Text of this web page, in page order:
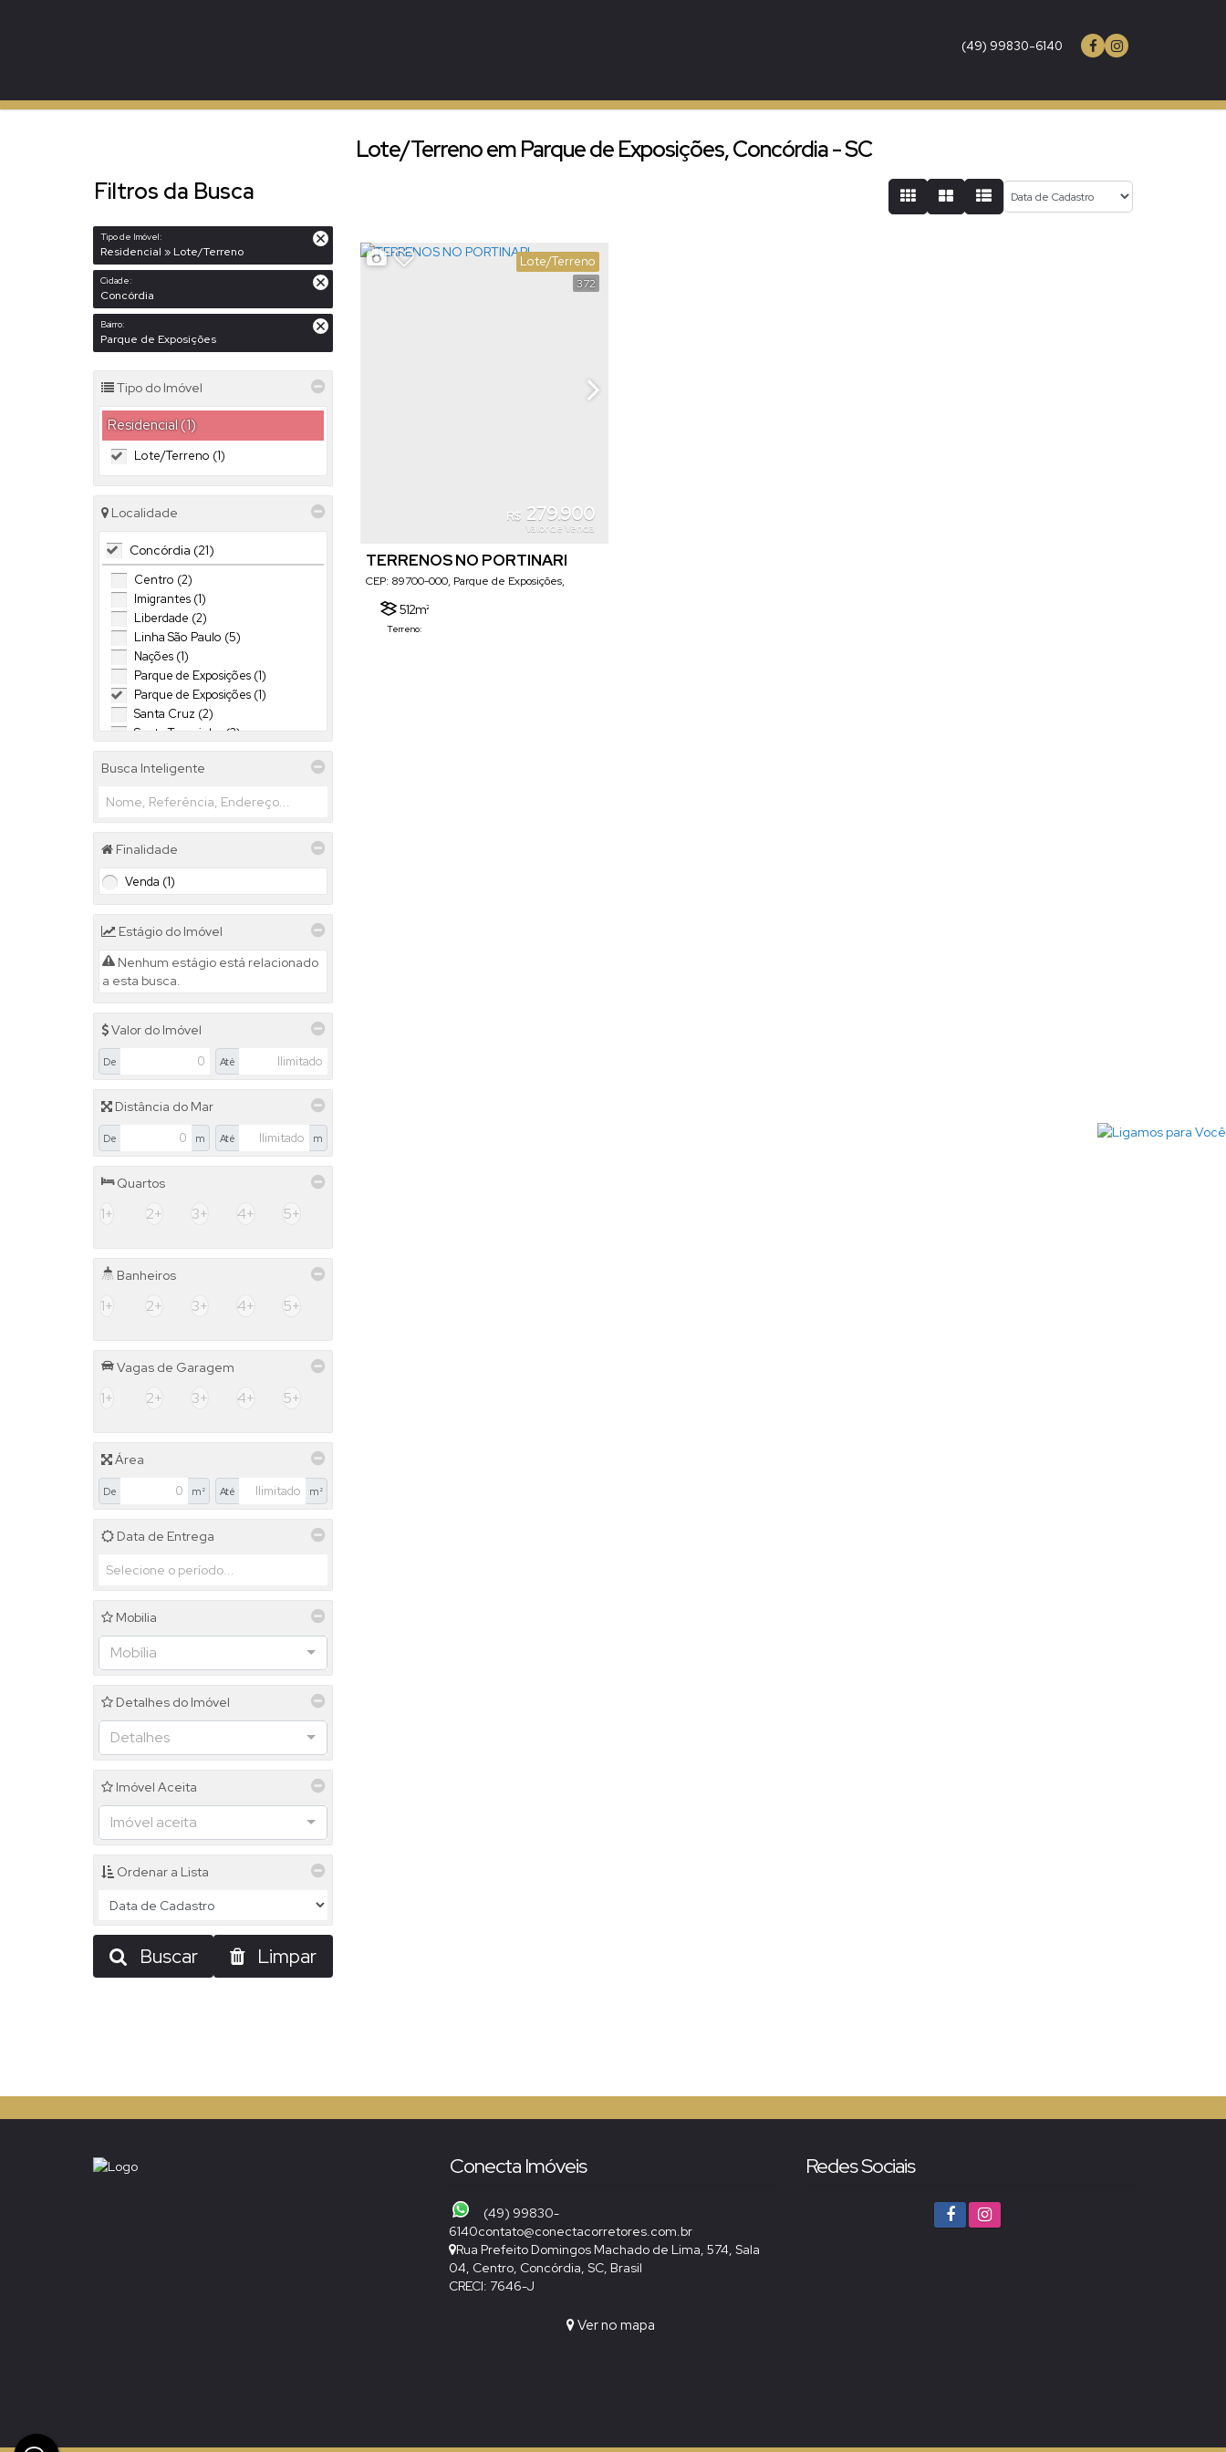
(49) 99830-6140
Lote/Terreno em Parque de Exposições, Concórdia - SC
Filtros da Busca
Tipo de Imóvel:
Residencial » Lote/Terreno
Cidade:
Concórdia
Bairro:
Parque de Exposições
Tipo do Imóvel
Residencial (1)
Lote/Terreno (1)
Localidade
Concórdia (21)
Centro (2)
Imigrantes (1)
Liberdade (2)
Linha São Paulo (5)
Nações (1)
Parque de Exposições (1)
Parque de Exposições (1)
Santa Cruz (2)
Santa Terezinha (2)
Santo Antonio (1)
São Cristóvão (1)
Vila Jacob Biezus (1)
(1)
Gruta (1)
Concórdia (1)
Itaíba (1)
Busca Inteligente
Finalidade
Venda (1)
Estágio do Imóvel
Nenhum estágio está relacionado
a esta busca.
Valor do Imóvel
De Até
Distância do Mar
De m Até m
Quartos
1+ 2+ 3+ 4+ 5+
Banheiros
1+ 2+ 3+ 4+ 5+
Vagas de Garagem
1+ 2+ 3+ 4+ 5+
Área
De m² Até m²
Data de Entrega
Mobilia
Mobília
Detalhes do Imóvel
Detalhes
Imóvel Aceita
Imóvel aceita
Ordenar a Lista
Buscar Limpar
372
Lote/Terreno
R$ 279.900
Valor de Venda
TERRENOS NO PORTINARI
CEP: 89700-000, Parque de Exposições,
Terreno:
512m²
Conecta Imóveis
(49) 99830-
6140contato@conectacorretores.com.br
Rua Prefeito Domingos Machado de Lima, 574, Sala
04, Centro, Concórdia, SC, Brasil
CRECI: 7646-J
Ver no mapa
Redes Sociais